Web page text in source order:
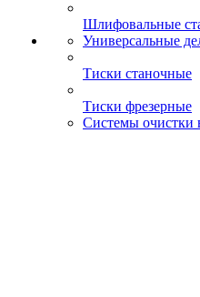
Шлифовальные
Универсальные
Тиски станочные
Тиски фрезерные
Системы очистки